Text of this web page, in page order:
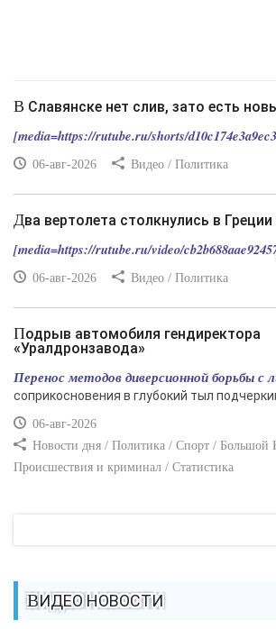
В Славянске нет слив, зато есть
[media=https://rutube.ru/shorts/
06-авг-2026 Видео / Политика
Два вертолета столкнулись в
[media=https://rutube.ru/video/
06-авг-2026 Видео / Политика
Подрыв автомобиля гендиректора
«Уралдронзавода»
Перенос методов диверсионной борьбы с
соприкосновения в глубокий тыл
06-авг-2026
Новости дня / Политика / Спорт / Большой
Происшествия и криминал / Статистика
ВИДЕО НОВОСТИ